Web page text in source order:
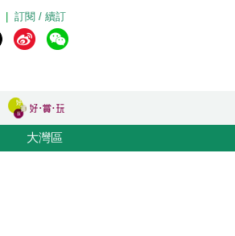
訂閱 / 續訂
大灣區